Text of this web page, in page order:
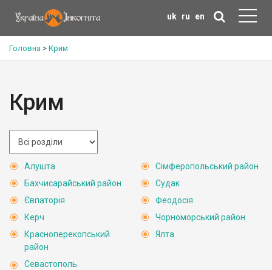
uk ru en
Головна > Крим
Крим
Алушта
Бахчисарайський район
Євпаторія
Керч
Красноперекопський
район
Севастополь
Сімферопольський район
Судак
Феодосія
Чорноморський район
Ялта